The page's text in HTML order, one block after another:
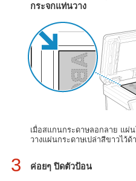
กระจกแท่นวาง
เมื่อสแกนกระดาษลอกลาย แผ่
วางแผ่นกระดาษเปล่าสีขาวไว้ด้
3 ค่อยๆ ปิดตัวป้อน